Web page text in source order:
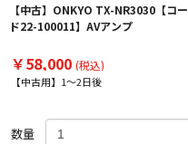
【中古】ONKYO TX-NR3030【コー
ド22-100011】AVアンプ
￥58,000 (税込)
【中古用】1～2日後
数量